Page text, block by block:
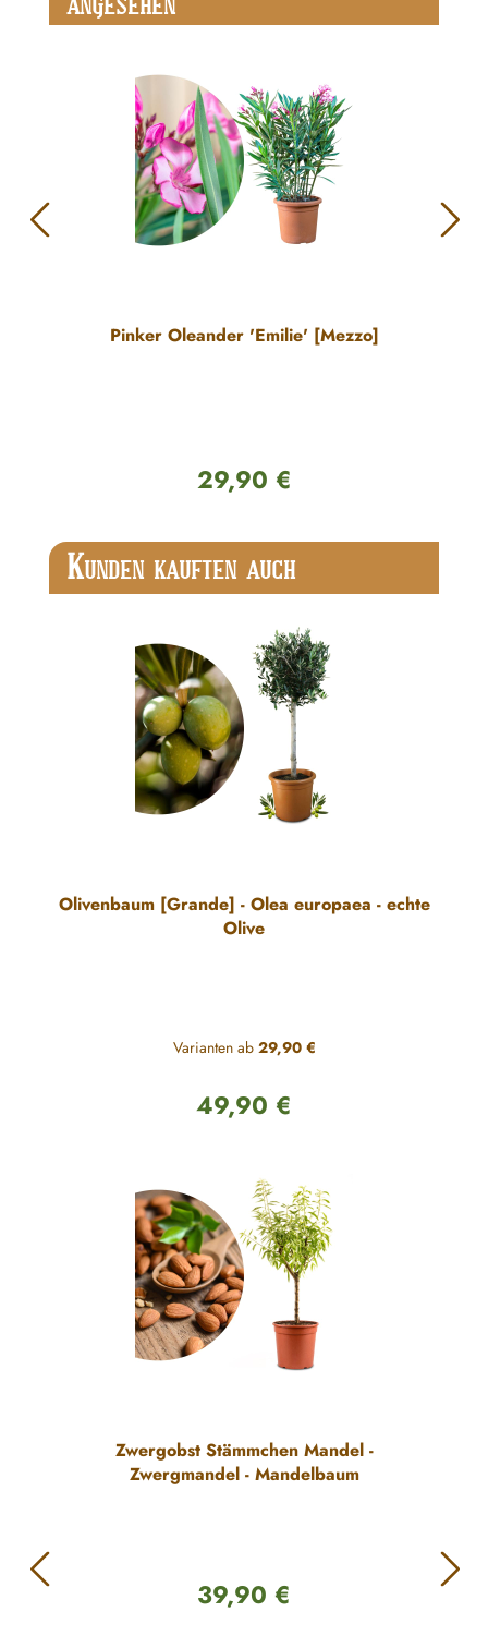
ANGESEHEN
Pinker Oleander 'Emilie' [Mezzo]
Regulärer Preis:
29,90 €
Produktgalerie überspringen
KUNDEN KAUFTEN AUCH
Olivenbaum [Grande] - Olea europaea - echte
Olive
Varianten ab29,90 €
Regulärer Preis:
49,90 €
Zwergobst Stämmchen Mandel -
Zwergmandel - Mandelbaum
Regulärer Preis:
39,90 €